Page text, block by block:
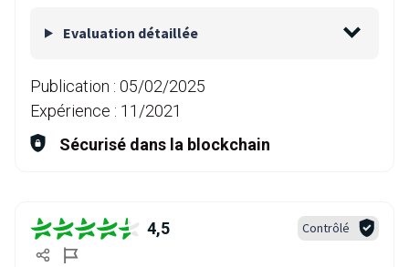
Evaluation détaillée
Publication : 05/02/2025
Expérience : 11/2021
Sécurisé dans la blockchain
4,5 Contrôlé